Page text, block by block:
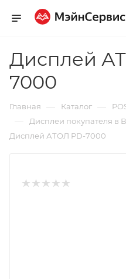
Дисплей
7000
Главная — Каталог —
— Дисплеи покупателя в
Дисплей АТОЛ PD-7000